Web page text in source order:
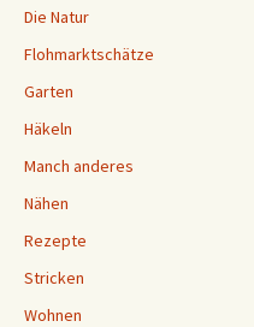
Die Natur
Flohmarktschätze
Garten
Häkeln
Manch anderes
Nähen
Rezepte
Stricken
Wohnen